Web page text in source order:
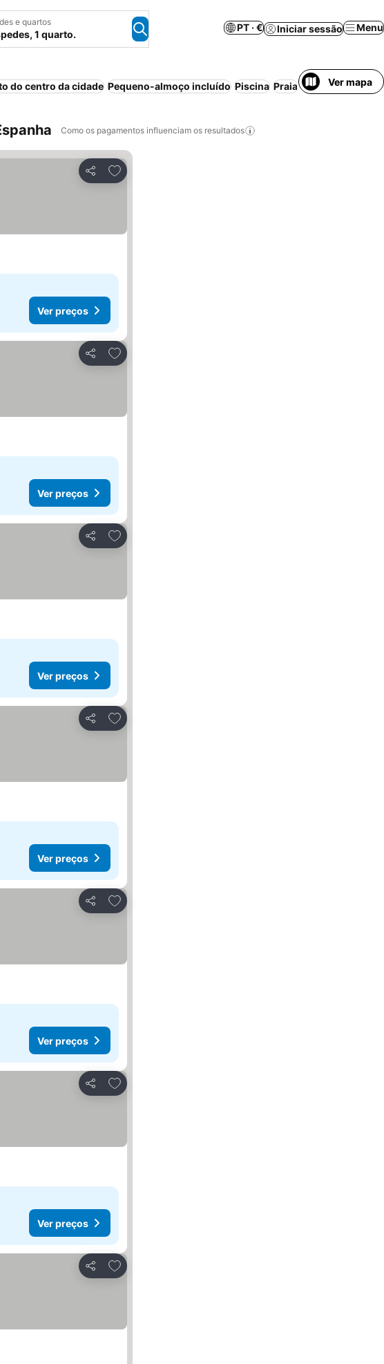
e quartos
1 quarto.
PT · € Iniciar sessão Menu
do centro da cidade Pequeno-almoço incluído Piscina Praia Meia-pensão Ar
Ver mapa
Como os pagamentos influenciam os resultados
Partilhar
Adicionar aos favoritos
Ver preços
Partilhar
Adicionar aos favoritos
Ver preços
Partilhar
Adicionar aos favoritos
Ver preços
Partilhar
Adicionar aos favoritos
Ver preços
Partilhar
Adicionar aos favoritos
Ver preços
Partilhar
Adicionar aos favoritos
Ver preços
Partilhar
Adicionar aos favoritos